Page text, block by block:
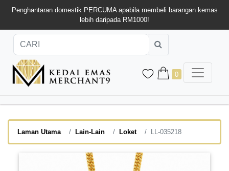
Penghantaran domestik PERCUMA apabila membeli barangan kemas
lebih daripada RM1000!
0
Laman Utama Lain-Lain Loket LL-035218